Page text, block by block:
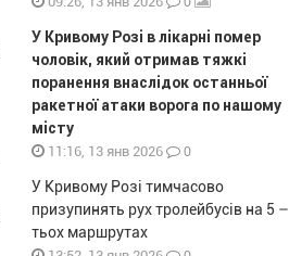
У Кривому Розі в лікарні помер
чоловік, який отримав тяжкі
поранення внаслідок останньої
ракетної атаки ворога по нашому
місту
11:16, 13 янв 2026 0
У Кривому Розі тимчасово
призупинять рух тролейбусів на 5 –
тьох маршрутах